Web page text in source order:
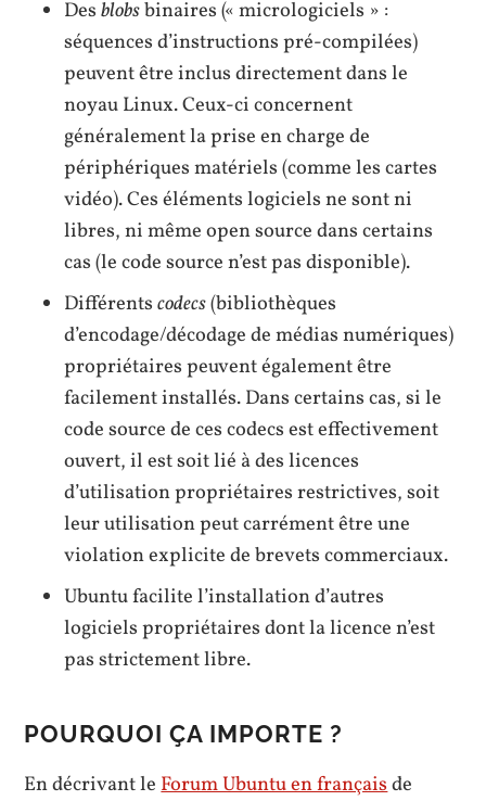
Desblobsbinaires (« micrologiciels » :
séquences d’instructions pré-compilées)
peuvent être inclus directement dans le
noyau Linux. Ceux-ci concernent
généralement la prise en charge de
périphériques matériels (comme les cartes
vidéo). Ces éléments logiciels ne sont ni
libres, ni même open source dans certains
cas (le code source n’est pas disponible).
Différentscodecs(bibliothèques
d’encodage/décodage de médias numériques)
propriétaires peuvent également être
facilement installés. Dans certains cas, si le
code source de ces codecs est effectivement
ouvert, il est soit lié à des licences
d’utilisation propriétaires restrictives, soit
leur utilisation peut carrément être une
violation explicite de brevets commerciaux.
Ubuntu facilite l’installation d’autres
logiciels propriétaires dont la licence n’est
pas strictement libre.
POURQUOI ÇA IMPORTE ?
En décrivant leForum Ubuntu en françaisde